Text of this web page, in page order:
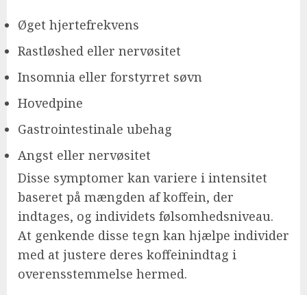
Øget hjertefrekvens
Rastløshed eller nervøsitet
Insomnia eller forstyrret søvn
Hovedpine
Gastrointestinale ubehag
Angst eller nervøsitet
Disse symptomer kan variere i intensitet
baseret på mængden af koffein, der
indtages, og individets følsomhedsniveau.
At genkende disse tegn kan hjælpe individer
med at justere deres koffeinindtag i
overensstemmelse hermed.